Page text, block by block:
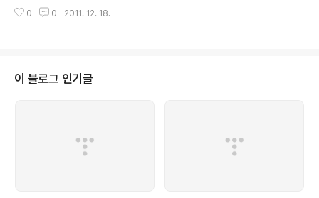
는 간단한 php 소스는 문제없이 읽어 들이길래 흐음... 고심을 하다가 이런저런
0 0 2011. 12. 18.
이 블로그 인기글